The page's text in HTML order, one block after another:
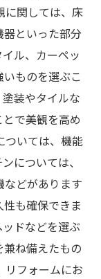
に関しては、床
といった部分
ル、カーペッ
ものを選ぶこ
装やタイルな
で美観を高め
ついては、機能
については、
どがあります
も確保できま
ドなどを選ぶ
ね備えたもの
リフォームにお